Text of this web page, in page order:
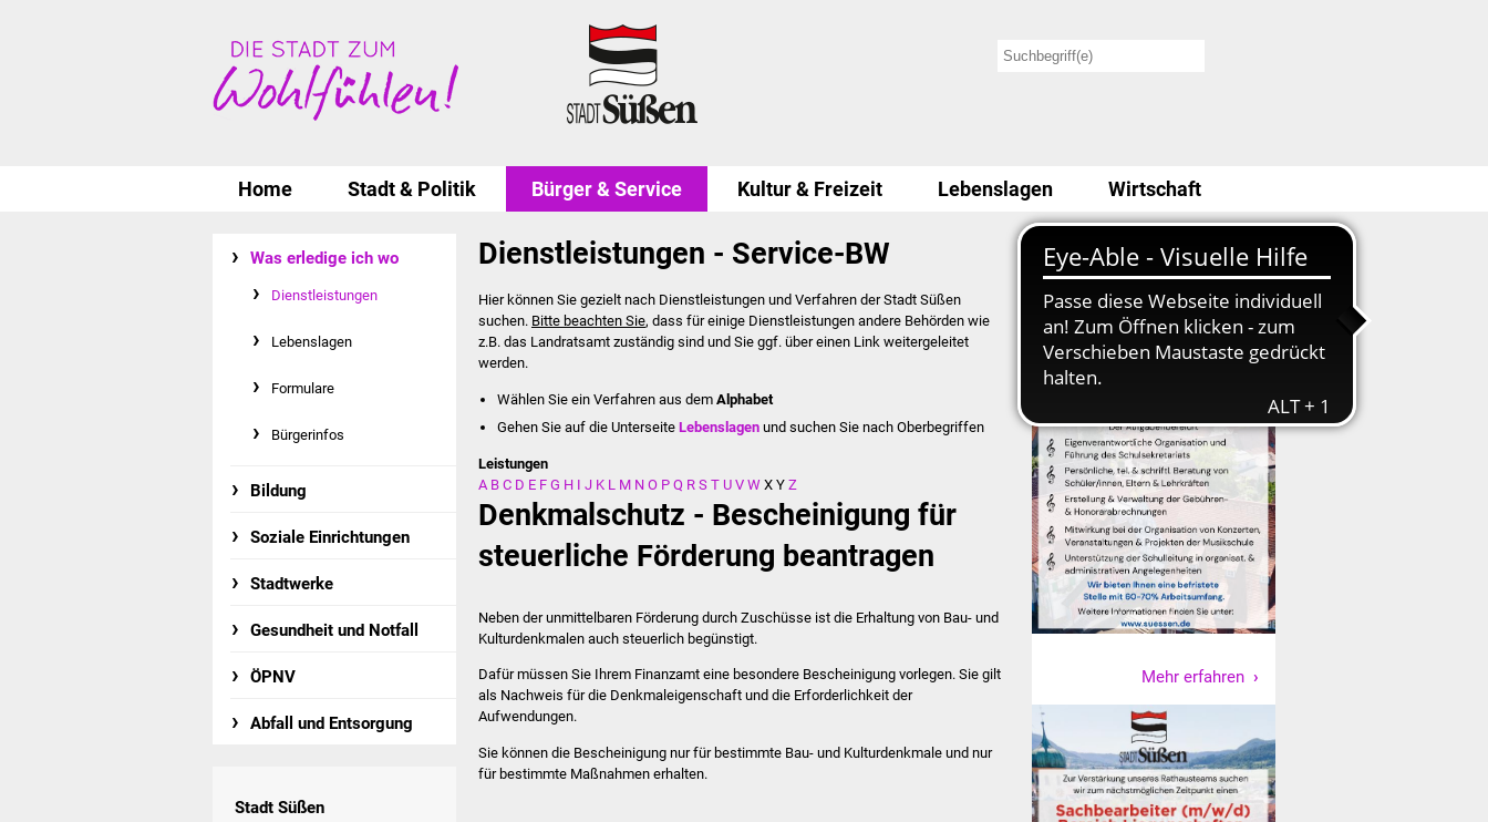
Home Stadt & Politik Bürger & Service Kultur & Freizeit Lebenslagen Wirtschaft
Was erledige ich wo
Dienstleistungen
Lebenslagen
Formulare
Bürgerinfos
Bildung
Soziale Einrichtungen
Stadtwerke
Gesundheit und Notfall
ÖPNV
Abfall und Entsorgung
Stadt Süßen
Dienstleistungen - Service-BW
Hier können Sie gezielt nach Dienstleistungen und Verfahren der Stadt Süßen
suchen. Bitte beachten Sie, dass für einige Dienstleistungen andere Behörden wie
z.B. das Landratsamt zuständig sind und Sie ggf. über einen Link weitergeleitet
werden.
Wählen Sie ein Verfahren aus dem Alphabet
Gehen Sie auf die UnterseiteLebenslagen und suchen Sie nach Oberbegriffen
Leistungen
A B C D E F G H I J K L M N O P Q R S T U V W X Y Z
Denkmalschutz - Bescheinigung für
steuerliche Förderung beantragen
Neben der unmittelbaren Förderung durch Zuschüsse ist die Erhaltung von Bau- und
Kulturdenkmalen auch steuerlich begünstigt.
Dafür müssen Sie Ihrem Finanzamt eine besondere Bescheinigung vorlegen. Sie gilt
als Nachweis für die Denkmaleigenschaft und die Erforderlichkeit der
Aufwendungen.
Sie können die Bescheinigung nur für bestimmte Bau- und Kulturdenkmale und nur
für bestimmte Maßnahmen erhalten.
Stellenausschreibung
Mehr erfahren